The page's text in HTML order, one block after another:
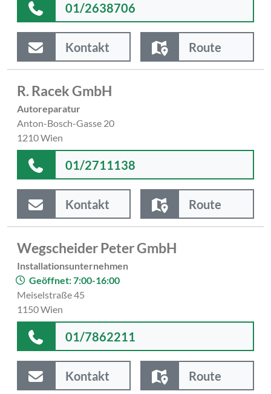
01/2638706
Kontakt Route
R. Racek GmbH
Autoreparatur
Anton-Bosch-Gasse 20
1210 Wien
01/2711138
Kontakt Route
Wegscheider Peter GmbH
Installationsunternehmen
Geöffnet: 7:00-16:00
Meiselstraße 45
1150 Wien
01/7862211
Kontakt Route